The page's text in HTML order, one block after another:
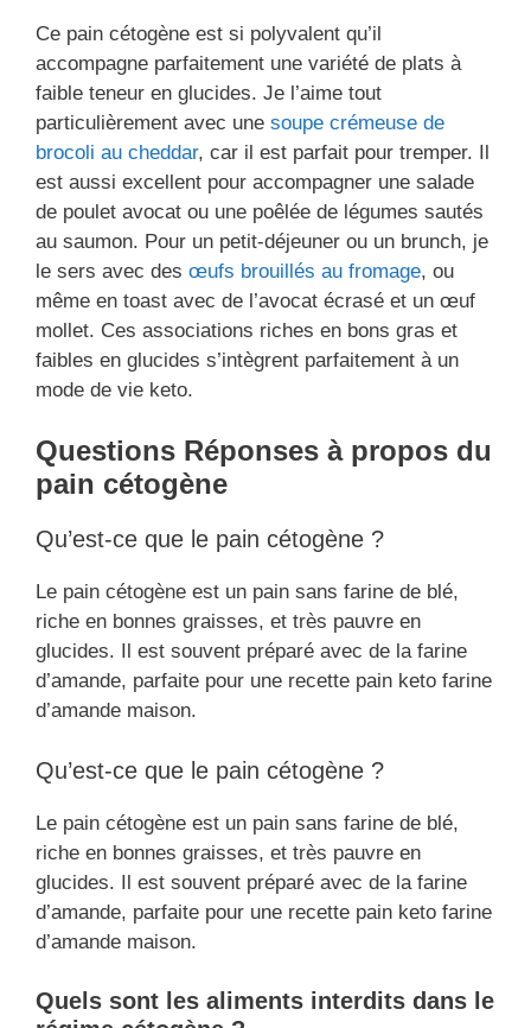
Ce pain cétogène est si polyvalent qu’il
accompagne parfaitement une variété de plats à
faible teneur en glucides. Je l’aime tout
particulièrement avec une soupe crémeuse de
brocoli au cheddar, car il est parfait pour tremper. Il
est aussi excellent pour accompagner une salade
de poulet avocat ou une poêlée de légumes sautés
au saumon. Pour un petit-déjeuner ou un brunch, je
le sers avec des œufs brouillés au fromage, ou
même en toast avec de l’avocat écrasé et un œuf
mollet. Ces associations riches en bons gras et
faibles en glucides s’intègrent parfaitement à un
mode de vie keto.
Questions Réponses à propos du
pain cétogène
Qu’est-ce que le pain cétogène ?
Le pain cétogène est un pain sans farine de blé,
riche en bonnes graisses, et très pauvre en
glucides. Il est souvent préparé avec de la farine
d’amande, parfaite pour une recette pain keto farine
d’amande maison.
Qu’est-ce que le pain cétogène ?
Le pain cétogène est un pain sans farine de blé,
riche en bonnes graisses, et très pauvre en
glucides. Il est souvent préparé avec de la farine
d’amande, parfaite pour une recette pain keto farine
d’amande maison.
Quels sont les aliments interdits dans le